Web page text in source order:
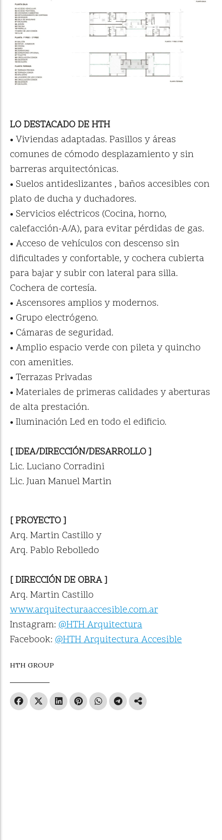
LO DESTACADO DE HTH
• Viviendas adaptadas. Pasillos y áreas
comunes de cómodo desplazamiento y sin
barreras arquitectónicas.
• Suelos antideslizantes , baños accesibles con
plato de ducha y duchadores.
• Servicios eléctricos (Cocina, horno,
calefacción-A/A), para evitar pérdidas de gas.
• Acceso de vehículos con descenso sin
dificultades y confortable, y cochera cubierta
para bajar y subir con lateral para silla.
Cochera de cortesía.
• Ascensores amplios y modernos.
• Grupo electrógeno.
• Cámaras de seguridad.
• Amplio espacio verde con pileta y quincho
con amenities.
• Terrazas Privadas
• Materiales de primeras calidades y aberturas
de alta prestación.
• Iluminación Led en todo el edificio.
[ IDEA/DIRECCIÓN/DESARROLLO ]
Lic. Luciano Corradini
Lic. Juan Manuel Martin
[ PROYECTO ]
Arq. Martin Castillo y
Arq. Pablo Rebolledo
[ DIRECCIÓN DE OBRA ]
Arq. Martin Castillo
www.arquitecturaaccesible.com.ar
Instagram: @HTH Arquitectura
Facebook: @HTH Arquitectura Accesible
HTH GROUP